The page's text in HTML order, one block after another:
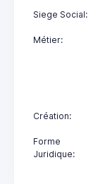
Siege Social:
Métier:
Création:
Forme
Juridique: